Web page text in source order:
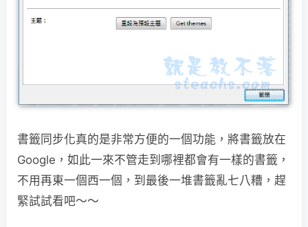
書籤同步化真的是非常方便的一個功能，將書籤放在
Google，如此一來不管走到哪裡都會有一樣的書籤，
不用再東一個西一個，到最後一堆書籤亂七八糟，趕
緊試試看吧～～